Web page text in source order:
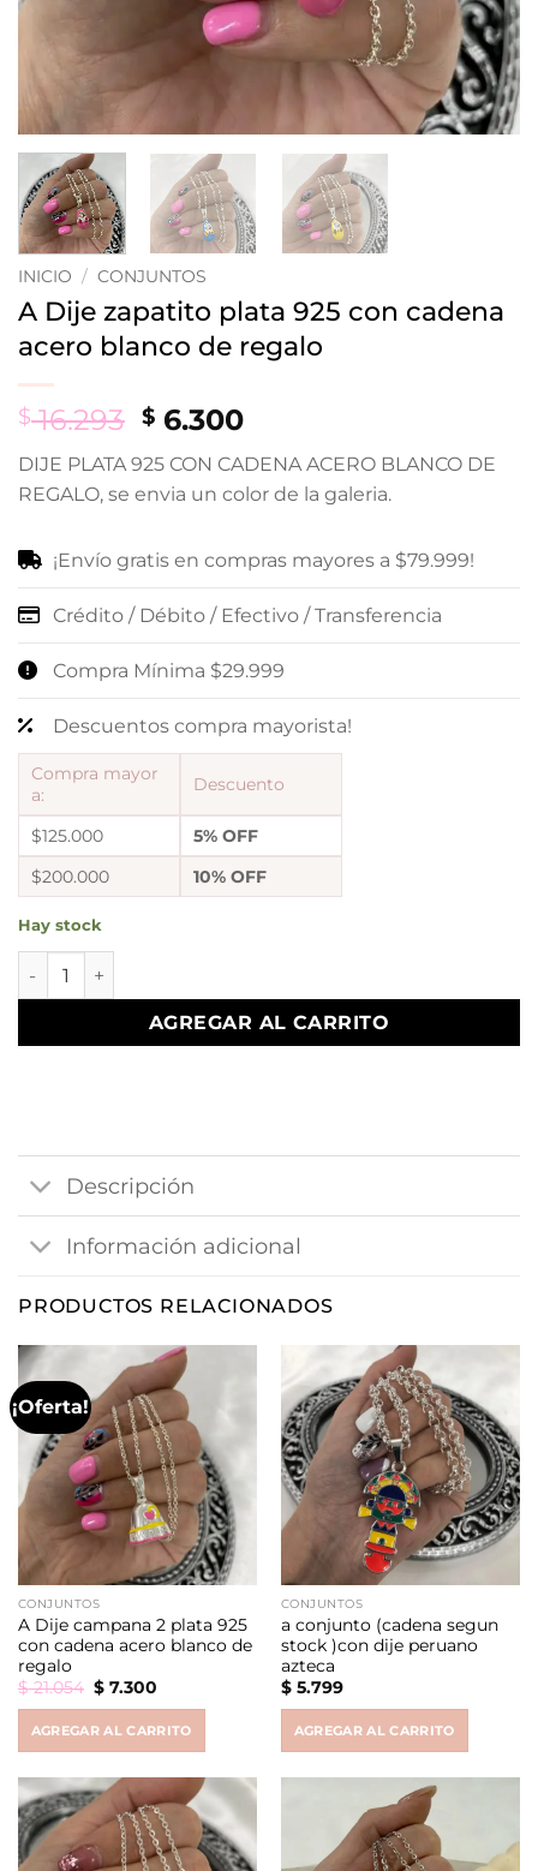
INICIO / CONJUNTOS
A Dije zapatito plata 925 con cadena
acero blanco de regalo
$16.293 Original
was:
$ 16.293.
$ 6.300Current
is:
$ 6.300.
DIJE PLATA 925 CON CADENA ACERO BLANCO DE
REGALO, se envia un color de la galeria.
¡Envío gratis en compras mayores a $79.999!
Crédito / Débito / Efectivo / Transferencia
Compra Mínima $29.999
Descuentos compra mayorista!
Compra mayor
a:
Descuento
$125.000
5% OFF
$200.000
10% OFF
Hay stock
A Dije zapatito plata 925 con cadena acero blanco de
AGREGAR AL CARRITO
Descripción
Información adicional
PRODUCTOS RELACIONADOS
¡Oferta!
CONJUNTOS
A Dije campana 2 plata 925
con cadena acero blanco de
regalo
$21.054 Original
price
$ 21.054.
$7.300Current
$ 7.300.
AGREGAR AL CARRITO
CONJUNTOS
a conjunto (cadena segun
stock )con dije peruano
azteca
$5.799
AGREGAR AL CARRITO